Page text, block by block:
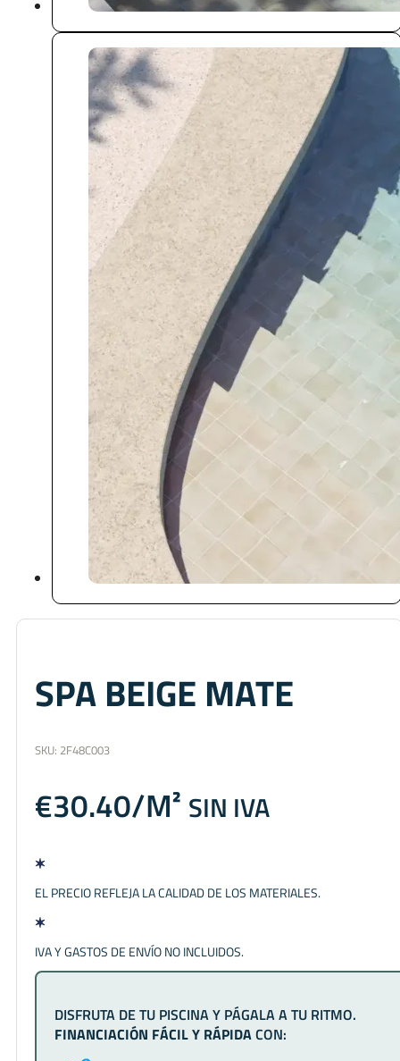
SPA BEIGE MATE
SKU: 2F48C003
€30.40 SIN IVA
EL PRECIO REFLEJA LA CALIDAD DE LOS MATERIALES.
IVA Y GASTOS DE ENVÍO NO INCLUIDOS.
DISFRUTA DE TU PISCINA Y PÁGALA A TU RITMO.
FINANCIACIÓN FÁCIL Y RÁPIDACON: